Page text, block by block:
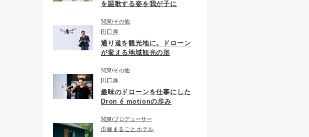
を謳歌する姿を我が子に
関東 その他
田口厚
通り道を観光地に。ドローン
が変える地域観光の形
関東 その他
田口厚
趣味のドローンを仕事にした
Dron é motionの歩み
関東 プロデューサー
沿線まるごとホテル